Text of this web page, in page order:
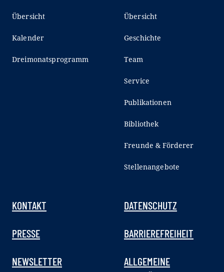
Übersicht
Kalender
Dreimonatsprogramm
Übersicht
Geschichte
Team
Service
Publikationen
Bibliothek
Freunde & Förderer
Stellenangebote
KONTAKT
PRESSE
NEWSLETTER
DATENSCHUTZ
BARRIEREFREIHEIT
ALLGEMEINE